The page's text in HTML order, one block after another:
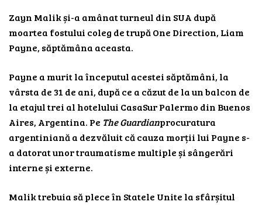
Zayn Malik și-a amânat turneul din SUA după
moartea fostului coleg de trupă One Direction, Liam
Payne, săptămâna aceasta.
Payne a murit la începutul acestei săptămâni, la
vârsta de 31 de ani, după ce a căzut de la un balcon de
la etajul trei al hotelului CasaSur Palermo din Buenos
Aires, Argentina. Pe The Guardianprocuratura
argentiniană a dezvăluit că cauza morții lui Payne s-
a datorat unor traumatisme multiple și sângerări
interne și externe.
Malik trebuia să plece în Statele Unite la sfârșitul